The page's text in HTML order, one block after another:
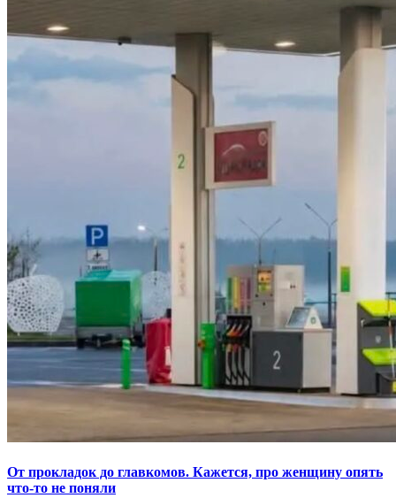
От прокладок до главкомов. Кажется, про женщину опять
что-то не поняли